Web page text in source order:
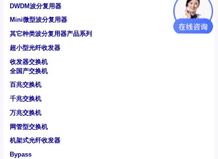
DWDM波分复用器
Mini微型波分复用器
其它种类波分复用器产品系列
超小型光纤收发器
收发器交换机
全国产交换机
百兆交换机
千兆交换机
万兆交换机
网管型交换机
机架式光纤收发器
Bypass